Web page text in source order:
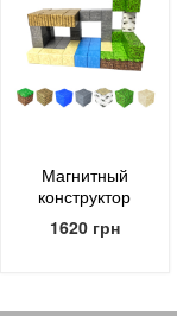
Магнитный
конструктор
Minecraft 70
блоков - uBlock
1620 грн